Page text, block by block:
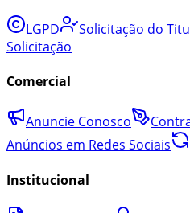
LGPD Solicitação do
Solicitação
Comercial
Anuncie Conosco
Anúncios em Redes Sociais
Institucional